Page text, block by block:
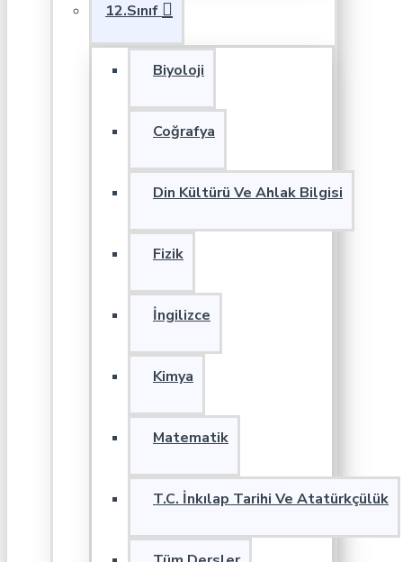
12.Sınıf
Biyoloji
Coğrafya
Din Kültürü Ve Ahlak Bilgisi
Fizik
İngilizce
Kimya
Matematik
T.C. İnkılap Tarihi Ve Atatürkçülük